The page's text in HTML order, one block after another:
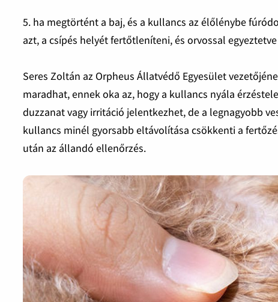
5. ha megtörtént a baj, és a kullancs az élőlénybe
azt, a csípés helyét fertőtleníteni, és orvossal
Seres Zoltán az Orpheus Állatvédő Egyesület
maradhat, ennek oka az, hogy a kullancs nyála
duzzanat vagy irritáció jelentkezhet, de a legnagyobb
kullancs minél gyorsabb eltávolítása csökkenti a
után az állandó ellenőrzés.